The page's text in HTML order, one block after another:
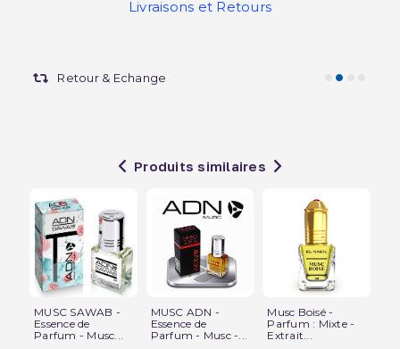
Livraisons et Retours
Retour & Echange
Produits similaires
MUSC SAWAB -
Essence de
Parfum - Musc...
MUSC ADN -
Essence de
Parfum - Musc -...
Musc Boisé -
Parfum : Mixte -
Extrait...